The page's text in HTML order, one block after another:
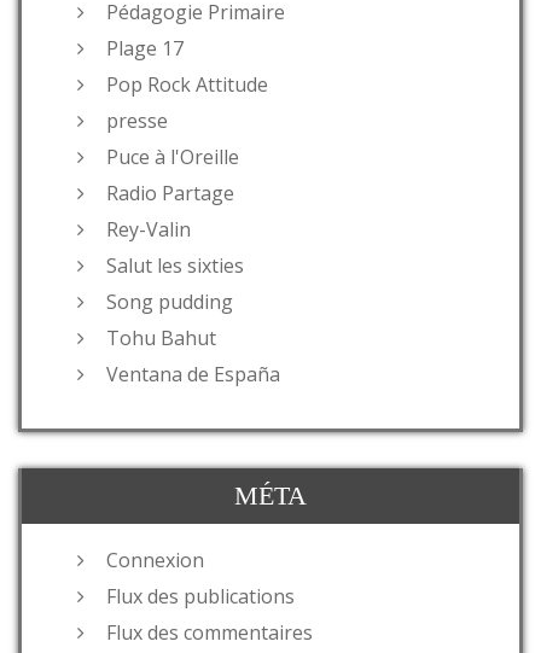
Pédagogie Primaire
Plage 17
Pop Rock Attitude
presse
Puce à l'Oreille
Radio Partage
Rey-Valin
Salut les sixties
Song pudding
Tohu Bahut
Ventana de España
MÉTA
Connexion
Flux des publications
Flux des commentaires